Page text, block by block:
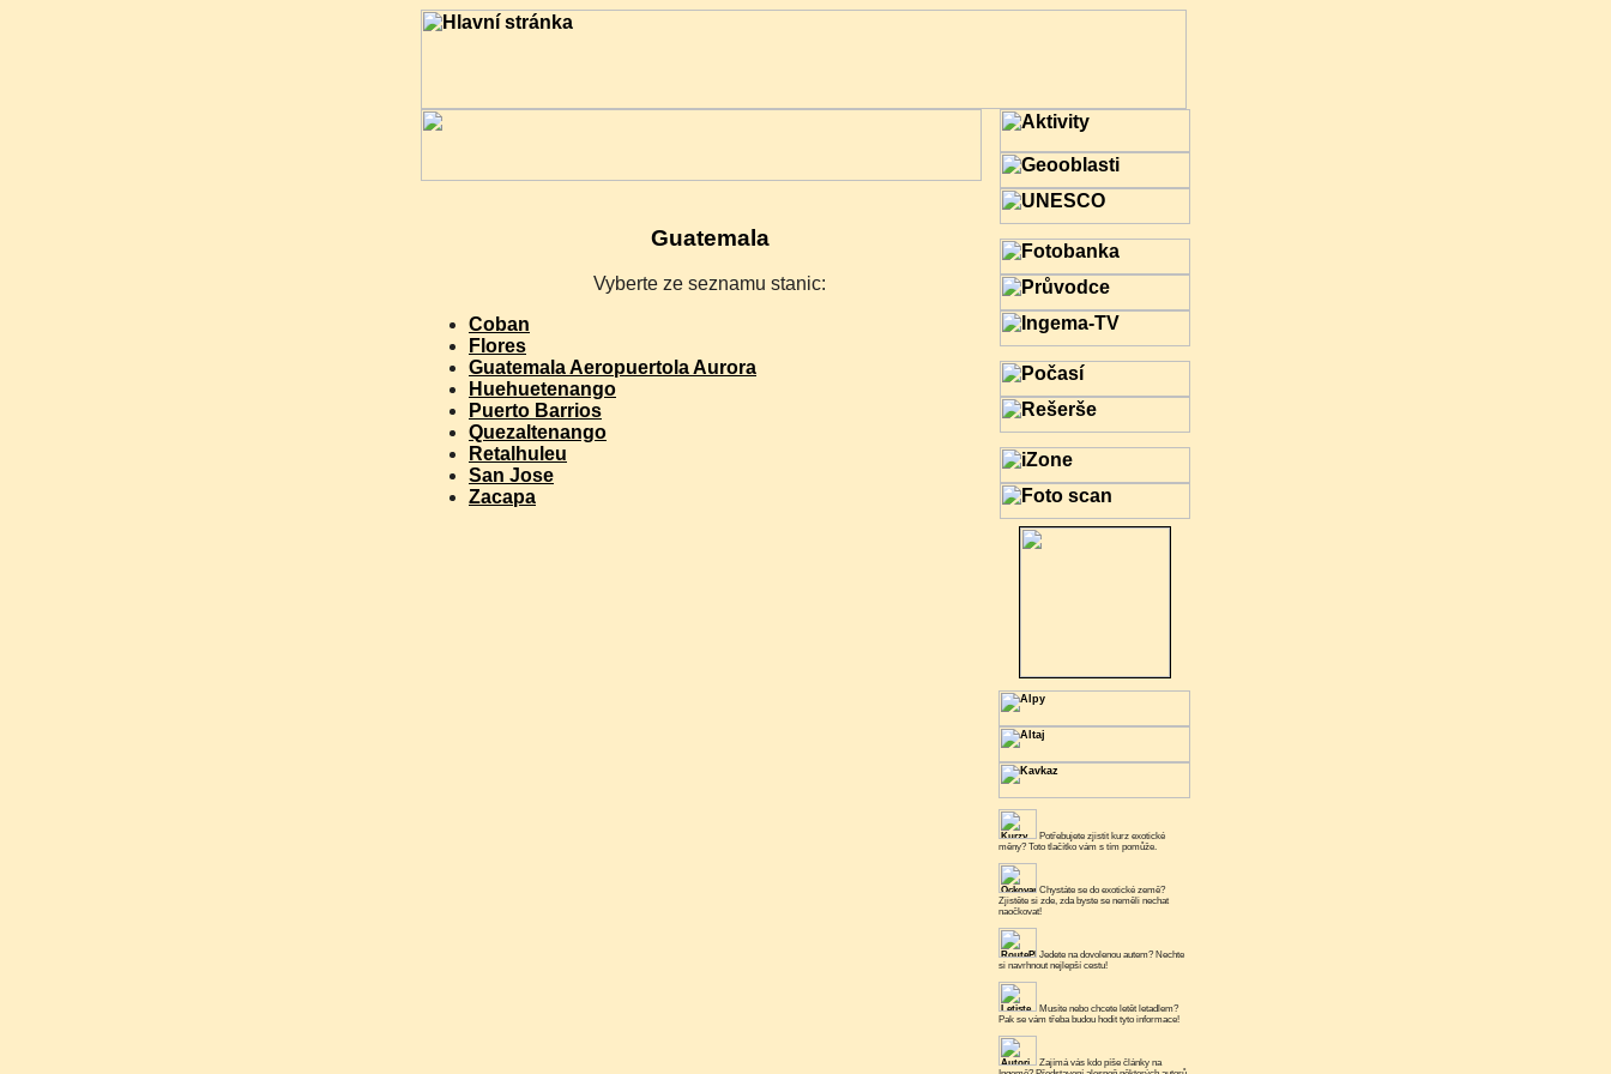
Guatemala
Vyberte ze seznamu stanic:
Coban
Flores
Guatemala Aeropuertola Aurora
Huehuetenango
Puerto Barrios
Quezaltenango
Retalhuleu
San Jose
Zacapa
Potřebujete zjistit kurz exotické
měny? Toto tlačítko vám s tím pomůže.
Chystáte se do exotické země?
Zjistěte si zde, zda byste se neměli nechat
naočkovat!
Jedete na dovolenou autem? Nechte
si navrhnout nejlepší cestu!
Musíte nebo chcete letět letadlem?
Pak se vám třeba budou hodit tyto informace!
Zajímá vás kdo píše články na